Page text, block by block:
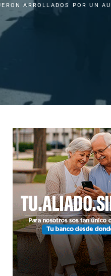
ARROLLADOS POR UN